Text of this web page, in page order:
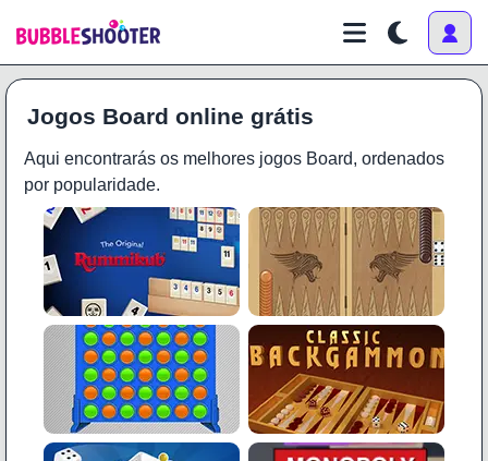
Jogos Board online grátis
Aqui encontrarás os melhores jogos Board, ordenados
por popularidade.